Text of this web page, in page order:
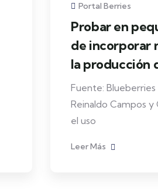
Portal Berries
Probar en
de incorporar
la producción
Fuente: Blueberries
Reinaldo Campos
el uso
Leer Más